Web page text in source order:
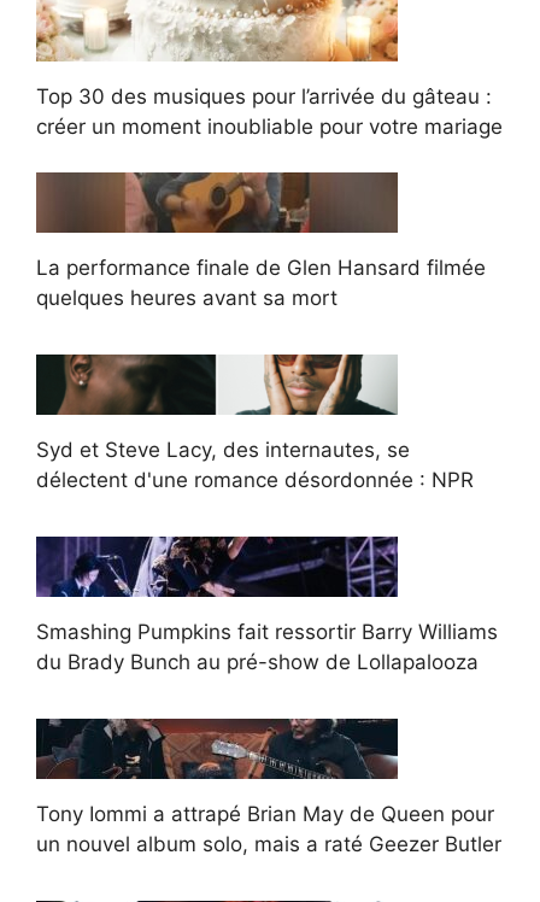
Top 30 des musiques pour l’arrivée du gâteau :
créer un moment inoubliable pour votre mariage
La performance finale de Glen Hansard filmée
quelques heures avant sa mort
Syd et Steve Lacy, des internautes, se
délectent d'une romance désordonnée : NPR
Smashing Pumpkins fait ressortir Barry Williams
du Brady Bunch au pré-show de Lollapalooza
Tony Iommi a attrapé Brian May de Queen pour
un nouvel album solo, mais a raté Geezer Butler